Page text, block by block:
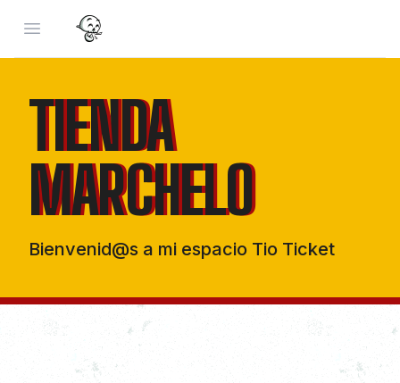
Open menu
TIENDA
MARCHELO
TIENDA
MARCHELO
Bienvenid@s a mi espacio Tio Ticket